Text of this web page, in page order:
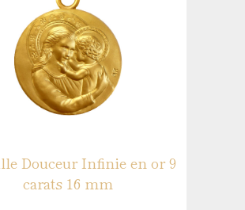
Douceur Infinie en or 9
carats 16 mm